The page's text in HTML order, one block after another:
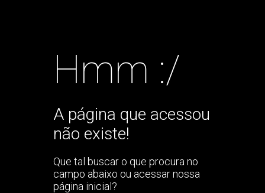
Hmm :/
A página que acessou
não existe!
Que tal buscar o que procura no
campo abaixo ou acessar nossa
página inicial?